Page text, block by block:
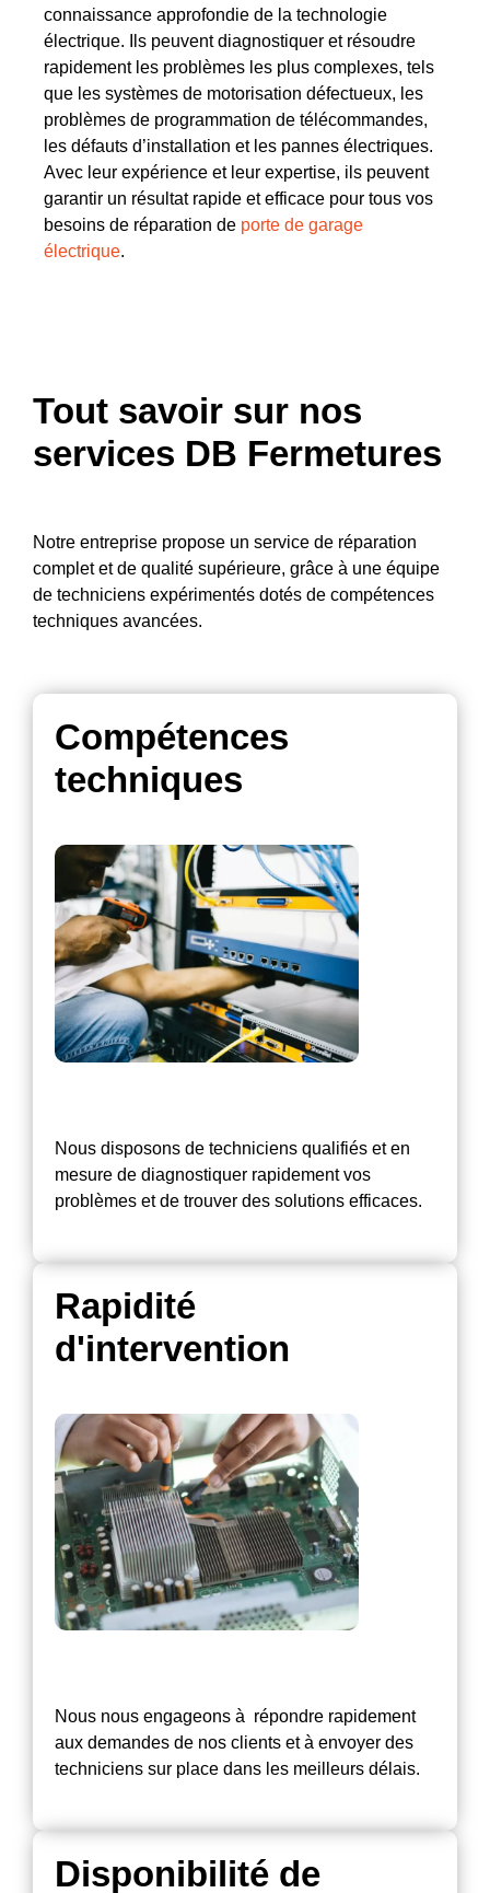
connaissance approfondie de la technologie
électrique. Ils peuvent diagnostiquer et résoudre
rapidement les problèmes les plus complexes, tels
que les systèmes de motorisation défectueux, les
problèmes de programmation de télécommandes,
les défauts d’installation et les pannes électriques.
Avec leur expérience et leur expertise, ils peuvent
garantir un résultat rapide et efficace pour tous vos
besoins de réparation de porte de garage
électrique.
Tout savoir sur nos
services DB Fermetures
Notre entreprise propose un service de réparation
complet et de qualité supérieure, grâce à une équipe
de techniciens expérimentés dotés de compétences
techniques avancées.
Compétences
techniques
Nous disposons de techniciens qualifiés et en
mesure de diagnostiquer rapidement vos
problèmes et de trouver des solutions efficaces.
Rapidité
d'intervention
Nous nous engageons à répondre rapidement
aux demandes de nos clients et à envoyer des
techniciens sur place dans les meilleurs délais.
Disponibilité de